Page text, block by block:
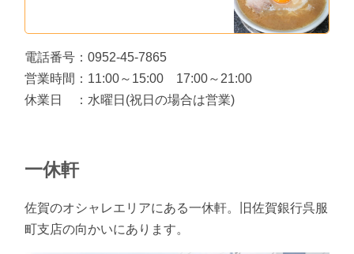
電話番号：0952-45-7865
営業時間：11:00～15:00 17:00～21:00
休業日 ：水曜日(祝日の場合は営業)
一休軒
佐賀のオシャレエリアにある一休軒。旧佐賀銀行呉服
町支店の向かいにあります。